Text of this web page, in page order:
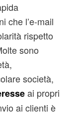
che l’e-mail
rispetto
sono
società,
ai propri
ai clienti è